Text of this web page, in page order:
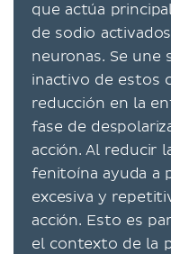
que actúa
de sodio
neuronas. Se une
inactivo de estos
reducción en la
fase de
acción. Al reducir
fenitoína ayuda a
excesiva y
acción. Esto es
el contexto de la